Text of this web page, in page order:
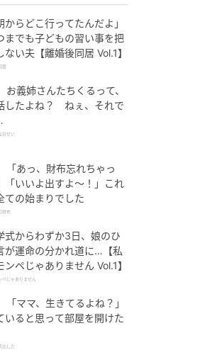
からどこ行ってたんだよ」
までも子どもの習い事を把
ない夫【離婚後同居 Vol.1】
居
義姉さんたちくるって、
したよね？ ねぇ、それで
のせい
あっ、財布忘れちゃっ
「いいよ出すよ〜！」これ
ての始まりでした
財布
式からわずか3日、娘のひ
が運命の分かれ道に…【私
ンペじゃありません Vol.1】
ペじゃありません
ママ、生きてるよね？」
いると思って部屋を開けた
出した